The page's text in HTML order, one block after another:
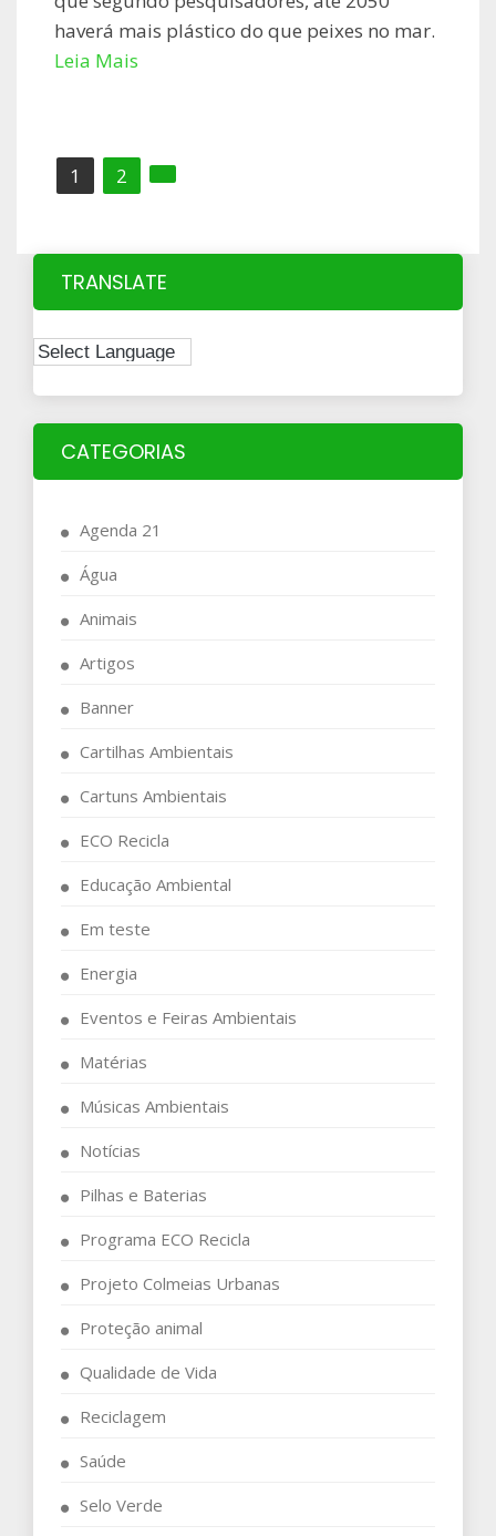
haverá mais plástico do que peixes no mar.
Leia Mais
Paginação
de
1 2
TRANSLATE
CATEGORIAS
Agenda 21
Água
Animais
Artigos
Banner
Cartilhas Ambientais
Cartuns Ambientais
ECO Recicla
Educação Ambiental
Em teste
Energia
Eventos e Feiras Ambientais
Matérias
Músicas Ambientais
Notícias
Pilhas e Baterias
Programa ECO Recicla
Projeto Colmeias Urbanas
Proteção animal
Qualidade de Vida
Reciclagem
Saúde
Selo Verde